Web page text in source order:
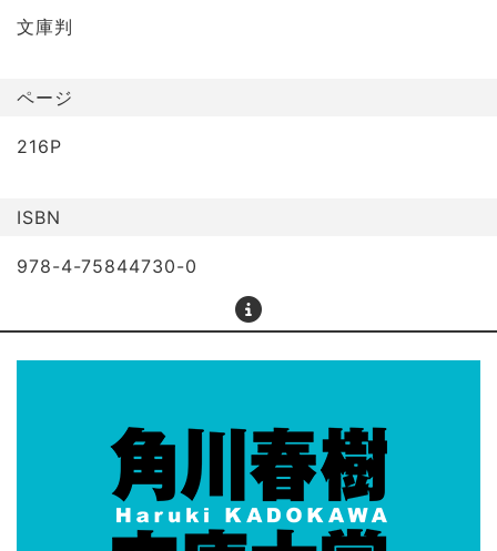
文庫判
ページ
216P
ISBN
978-4-75844730-0